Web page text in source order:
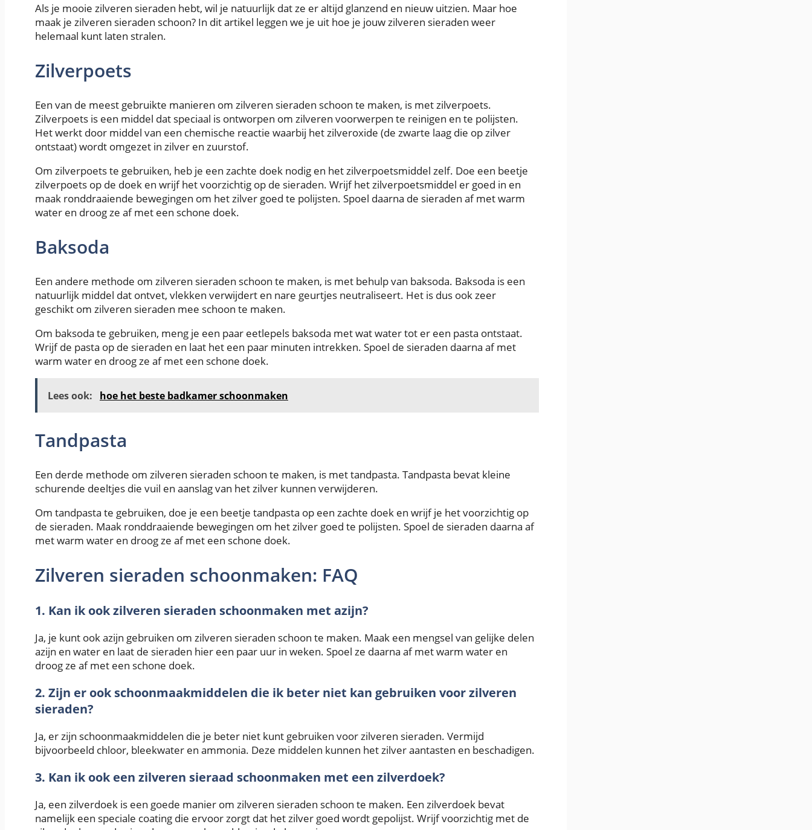
Als je mooie zilveren sieraden hebt, wil je natuurlijk dat ze er altijd glanzend en nieuw uitzien. Maar hoe
maak je zilveren sieraden schoon? In dit artikel leggen we je uit hoe je jouw zilveren sieraden weer
helemaal kunt laten stralen.
Zilverpoets
Een van de meest gebruikte manieren om zilveren sieraden schoon te maken, is met zilverpoets.
Zilverpoets is een middel dat speciaal is ontworpen om zilveren voorwerpen te reinigen en te polijsten.
Het werkt door middel van een chemische reactie waarbij het zilveroxide (de zwarte laag die op zilver
ontstaat) wordt omgezet in zilver en zuurstof.
Om zilverpoets te gebruiken, heb je een zachte doek nodig en het zilverpoetsmiddel zelf. Doe een beetje
zilverpoets op de doek en wrijf het voorzichtig op de sieraden. Wrijf het zilverpoetsmiddel er goed in en
maak ronddraaiende bewegingen om het zilver goed te polijsten. Spoel daarna de sieraden af met warm
water en droog ze af met een schone doek.
Baksoda
Een andere methode om zilveren sieraden schoon te maken, is met behulp van baksoda. Baksoda is een
natuurlijk middel dat ontvet, vlekken verwijdert en nare geurtjes neutraliseert. Het is dus ook zeer
geschikt om zilveren sieraden mee schoon te maken.
Om baksoda te gebruiken, meng je een paar eetlepels baksoda met wat water tot er een pasta ontstaat.
Wrijf de pasta op de sieraden en laat het een paar minuten intrekken. Spoel de sieraden daarna af met
warm water en droog ze af met een schone doek.
Lees ook: hoe het beste badkamer schoonmaken
Tandpasta
Een derde methode om zilveren sieraden schoon te maken, is met tandpasta. Tandpasta bevat kleine
schurende deeltjes die vuil en aanslag van het zilver kunnen verwijderen.
Om tandpasta te gebruiken, doe je een beetje tandpasta op een zachte doek en wrijf je het voorzichtig op
de sieraden. Maak ronddraaiende bewegingen om het zilver goed te polijsten. Spoel de sieraden daarna af
met warm water en droog ze af met een schone doek.
Zilveren sieraden schoonmaken: FAQ
1. Kan ik ook zilveren sieraden schoonmaken met azijn?
Ja, je kunt ook azijn gebruiken om zilveren sieraden schoon te maken. Maak een mengsel van gelijke delen
azijn en water en laat de sieraden hier een paar uur in weken. Spoel ze daarna af met warm water en
droog ze af met een schone doek.
2. Zijn er ook schoonmaakmiddelen die ik beter niet kan gebruiken voor zilveren
sieraden?
Ja, er zijn schoonmaakmiddelen die je beter niet kunt gebruiken voor zilveren sieraden. Vermijd
bijvoorbeeld chloor, bleekwater en ammonia. Deze middelen kunnen het zilver aantasten en beschadigen.
3. Kan ik ook een zilveren sieraad schoonmaken met een zilverdoek?
Ja, een zilverdoek is een goede manier om zilveren sieraden schoon te maken. Een zilverdoek bevat
namelijk een speciale coating die ervoor zorgt dat het zilver goed wordt gepolijst. Wrijf voorzichtig met de